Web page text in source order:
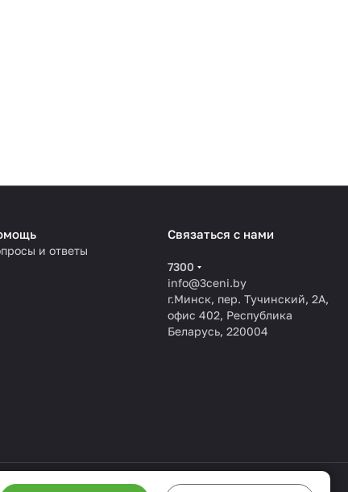
и ответы
Связаться с нами
7300
info@3ceni.by
г.Минск, пер. Тучинский, 2А,
офис 402, Республика
Беларусь, 220004